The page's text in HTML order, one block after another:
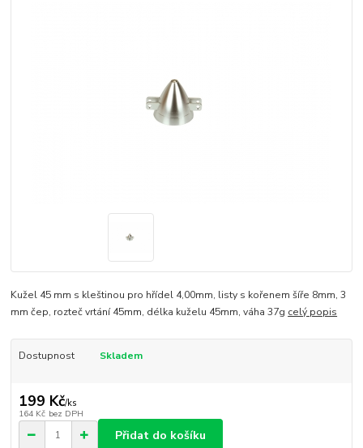
Kužel 45 mm s kleštinou pro hřídel 4,00mm, listy s kořenem šíře 8mm, 3
mm čep, rozteč vrtání 45mm, délka kuželu 45mm, váha 37g celý popis
Dostupnost Skladem
199 Kč/ks
164 Kč bez DPH
Přidat do košíku